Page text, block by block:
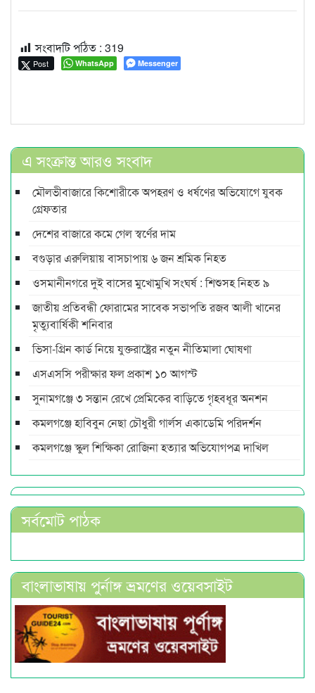
সংবাদটি পঠিত : 319
Post WhatsApp Messenger
এ সংক্রান্ত আরও সংবাদ
মৌলভীবাজারে কিশোরীকে অপহরণ ও ধর্ষণের অভিযোগে যুবক
গ্রেফতার
দেশের বাজারে কমে গেল স্বর্ণের দাম
বগুড়ার এরুলিয়ায় বাসচাপায় ৬ জন শ্রমিক নিহত
ওসমানীনগরে দুই বাসের মুখোমুখি সংঘর্ষ : শিশুসহ নিহত ৯
জাতীয় প্রতিবন্ধী ফোরামের সাবেক সভাপতি রজব আলী খানের
মৃত্যুবার্ষিকী শনিবার
ভিসা-গ্রিন কার্ড নিয়ে যুক্তরাষ্ট্রের নতুন নীতিমালা ঘোষণা
এসএসসি পরীক্ষার ফল প্রকাশ ১০ আগস্ট
সুনামগঞ্জে ৩ সন্তান রেখে প্রেমিকের বাড়িতে গৃহবধূর অনশন
কমলগঞ্জে হাবিবুন নেছা চৌধুরী গার্লস একাডেমি পরিদর্শন
কমলগঞ্জে স্কুল শিক্ষিকা রোজিনা হত্যার অভিযোগপত্র দাখিল
সর্বমোট পাঠক
বাংলাভাষায় পুর্নাঙ্গ ভ্রমণের ওয়েবসাইট